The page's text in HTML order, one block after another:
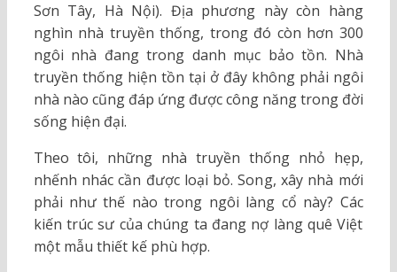
Sơn Tây, Hà Nội). Địa phương này còn hàng
nghìn nhà truyền thống, trong đó còn hơn 300
ngôi nhà đang trong danh mục bảo tồn. Nhà
truyền thống hiện tồn tại ở đây không phải ngôi
nhà nào cũng đáp ứng được công năng trong đời
sống hiện đại.
Theo tôi, những nhà truyền thống nhỏ hẹp,
nhếnh nhác cần được loại bỏ. Song, xây nhà mới
phải như thế nào trong ngôi làng cổ này? Các
kiến trúc sư của chúng ta đang nợ làng quê Việt
một mẫu thiết kế phù hợp.